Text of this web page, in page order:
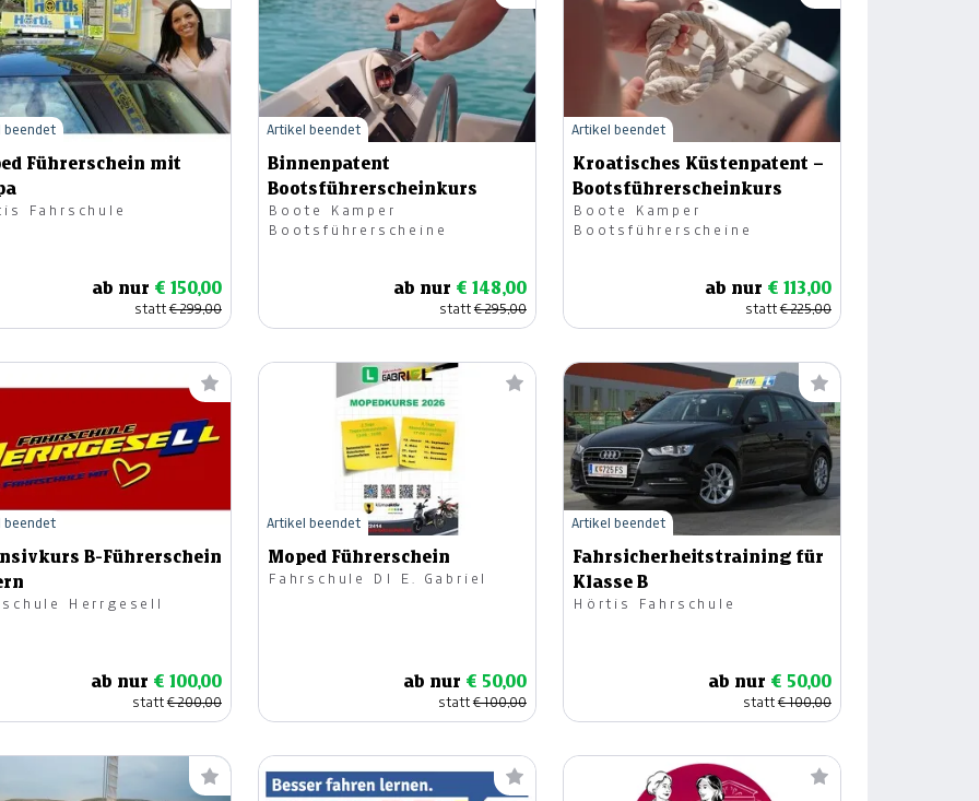
Führerschein mit
Fahrschule
ab nur € 150,00
statt€ 299,00
beendet
Binnenpatent
Bootsführerscheinkurs
Boote Kamper
Bootsführerscheine
ab nur € 148,00
statt€ 295,00
Artikel beendet
Kroatisches Küstenpatent –
Bootsführerscheinkurs
Boote Kamper
Bootsführerscheine
ab nur € 113,00
statt€ 225,00
Artikel beendet
B-Führerschein
Herrgesell
ab nur € 100,00
statt€ 200,00
beendet
Moped Führerschein
Fahrschule DI E. Gabriel
ab nur € 50,00
statt€ 100,00
Artikel beendet
Fahrsicherheitstraining für
Klasse B
Hörtis Fahrschule
ab nur € 50,00
statt€ 100,00
Artikel beendet